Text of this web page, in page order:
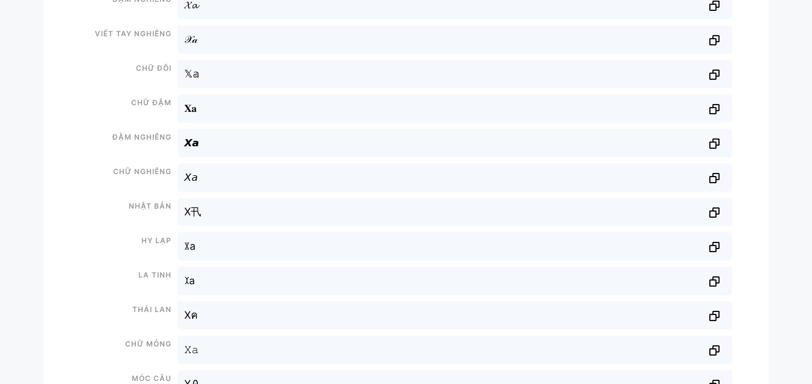
𝓧𝓪
Viết tay nghiêng
𝒳𝒶
Chữ đôi
𝕏𝕒
Chữ đậm
𝐗𝐚
Đậm nghiêng
𝙓𝙖
Chữ nghiêng
𝘟𝘢
Nhật bản
X卂
Hy lạp
ꇓa
La tinh
ꉧa
Thái lan
Xค
Chữ mỏng
𝚇𝚊
Móc câu